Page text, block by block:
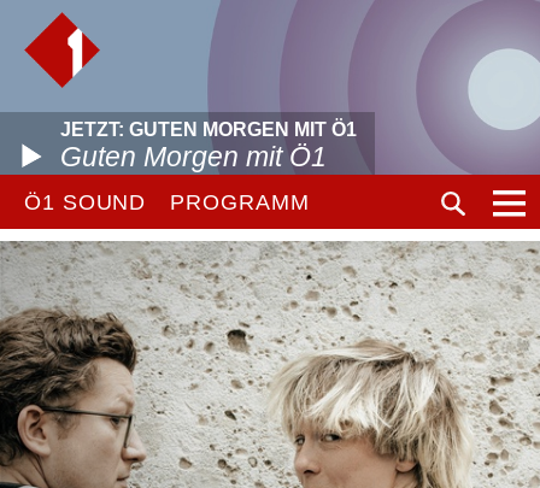
JETZT: GUTEN MORGEN MIT Ö1
Guten Morgen mit Ö1
Ö1 SOUND PROGRAMM